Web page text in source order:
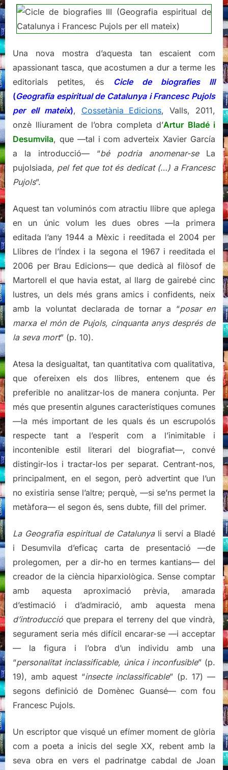
Una nova mostra d’aquesta tan escaient com
apassionant tasca, que acostumen a dur a terme les
editorials petites, és Cicle de biografies III
(Geografia espiritual de Catalunya i Francesc Pujols
per ell mateix), Cossetània Edicions, Valls, 2011,
onzè lliurament de l’obra completa d’Artur Bladé i
Desumvila, que —tal i com adverteix Xavier García
a la introducció— “bé podria anomenar-se La
pujolsiada, pel fet que tot és dedicat (…) a Francesc
Pujols”.
Aquest tan voluminós com atractiu llibre que aplega
en un únic volum les dues obres —la primera
editada l’any 1944 a Mèxic i reeditada el 2004 per
Llibres de l’Índex i la segona el 1967 i reeditada el
2006 per Brau Edicions— que dedicà al filòsof de
Martorell el que havia estat, al llarg de gairebé cinc
lustres, un dels més grans amics i confidents, neix
amb la voluntat declarada de tornar a “posar en
marxa el món de Pujols, cinquanta anys després de
la seva mort” (p. 10).
Atesa la desigualtat, tan quantitativa com qualitativa,
que ofereixen els dos llibres, entenem que és
preferible no analitzar-los de manera conjunta. Per
més que presentin algunes característiques comunes
—la més important de les quals és un escrupolós
respecte tant a l’esperit com a l’inimitable i
incontenible estil literari del biografiat—, convé
distingir-los i tractar-los per separat. Centrant-nos,
principalment, en el segon, però advertint que l’un
no existiria sense l’altre; perquè, —si se’ns permet la
metàfora— el segon és, sens dubte, fill del primer.
La Geografia espiritual de Catalunyali serví a Bladé
i Desumvila d’eficaç carta de presentació —de
prolegomen, per a dir-ho en termes kantians— del
creador de la ciència hiparxiològica. Sense comptar
amb aquesta aproximació prèvia, amarada
d’estimació i d’admiració, amb aquesta mena
d’introduccióque prepara el terreny del que vindrà,
segurament seria més difícil encarar-se —i acceptar
— la figura i l’obra d’un individu amb una
“personalitat inclassificable, única i inconfusible” (p.
19), amb aquest “insecte inclassificable” (p. 17) —
segons definició de Domènec Guansé— com fou
Francesc Pujols.
Un escriptor que visqué un efímer moment de glòria
com a poeta a inicis del segle XX, rebent amb la
seva obra en vers el padrinatge cabdal de Joan